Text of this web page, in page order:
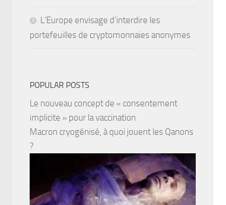
L’Europe envisage d’interdire les
portefeuilles de cryptomonnaies anonymes
POPULAR POSTS
Le nouveau concept de « consentement
implicite » pour la vaccination
Macron cryogénisé, à quoi jouent les Qanons
?